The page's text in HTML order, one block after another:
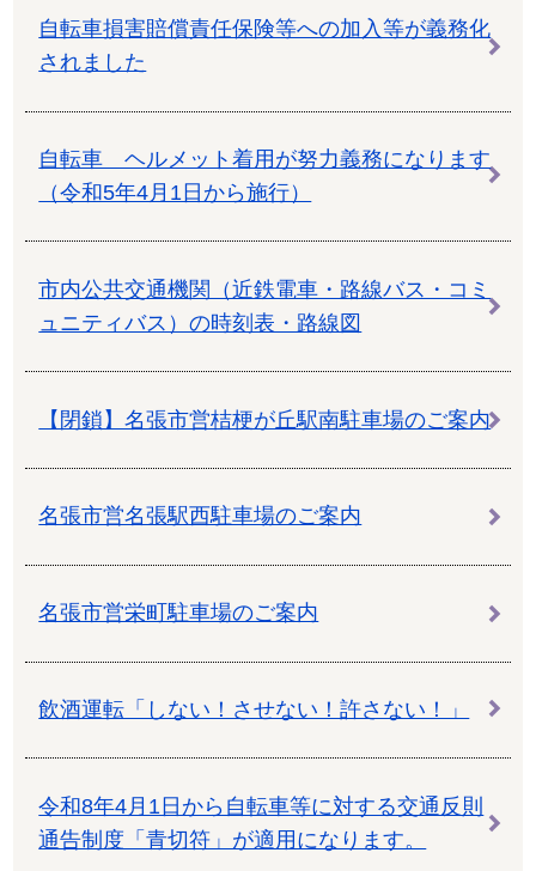
自転車損害賠償責任保険等への加入等が義務化
されました
自転車 ヘルメット着用が努力義務になります
（令和5年4月1日から施行）
市内公共交通機関（近鉄電車・路線バス・コミ
ュニティバス）の時刻表・路線図
【閉鎖】名張市営桔梗が丘駅南駐車場のご案内
名張市営名張駅西駐車場のご案内
名張市営栄町駐車場のご案内
飲酒運転「しない！させない！許さない！」
令和8年4月1日から自転車等に対する交通反則
通告制度「青切符」が適用になります。